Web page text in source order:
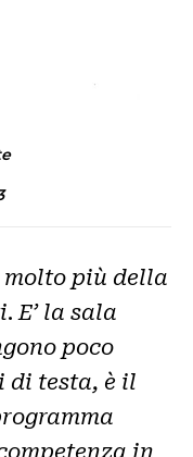
molto più della
.E’ la sala
poco
di testa, è il